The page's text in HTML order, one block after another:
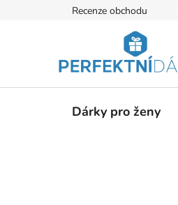
Recenze obchodu
Dárky pro ženy